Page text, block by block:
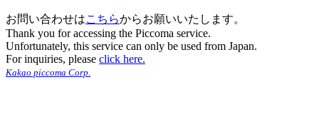
お問い合わせはこちらからお願いいたします。
Thank you for accessing the Piccoma service.
Unfortunately, this service can only be used from Japan.
For inquiries, please click here.
Kakao piccoma Corp.